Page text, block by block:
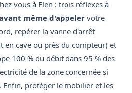
vous à Elen : trois réflexes à
avant même d'appeler votre
repérer la vanne d'arrêt
en cave ou près du compteur) et
100 % du débit dans 95 % des
de la zone concernée si
Enfin, protéger le mobilier et les